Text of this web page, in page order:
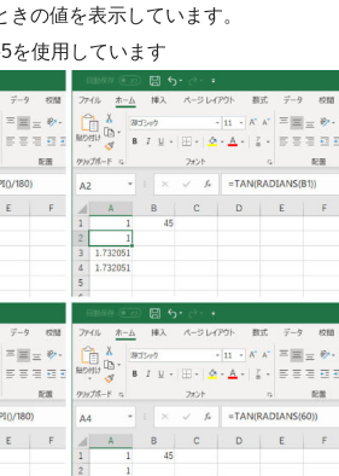
の値を表示しています。
を使用しています